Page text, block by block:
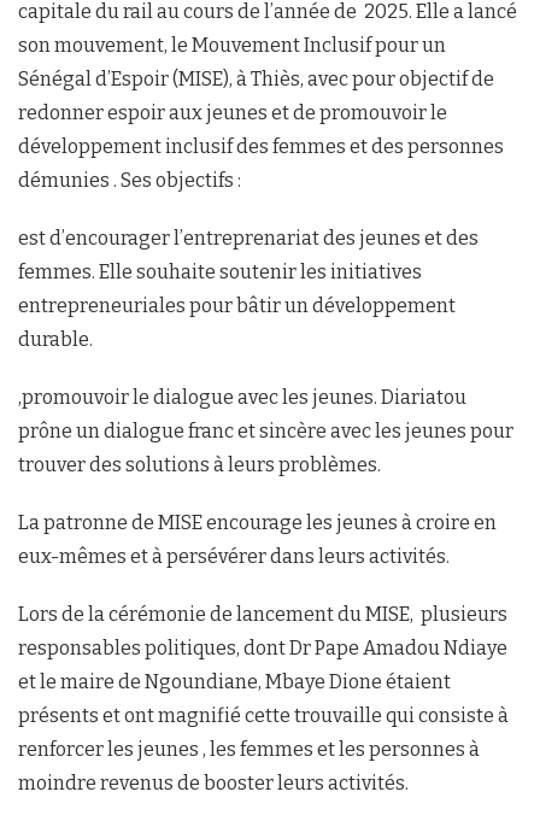
capitale du rail au cours de l’année de 2025. Elle a lancé
son mouvement, le Mouvement Inclusif pour un
Sénégal d’Espoir (MISE), à Thiès, avec pour objectif de
redonner espoir aux jeunes et de promouvoir le
développement inclusif des femmes et des personnes
démunies . Ses objectifs :
est d’encourager l’entreprenariat des jeunes et des
femmes. Elle souhaite soutenir les initiatives
entrepreneuriales pour bâtir un développement
durable.
,promouvoir le dialogue avec les jeunes. Diariatou
prône un dialogue franc et sincère avec les jeunes pour
trouver des solutions à leurs problèmes.
La patronne de MISE encourage les jeunes à croire en
eux-mêmes et à persévérer dans leurs activités.
Lors de la cérémonie de lancement du MISE, plusieurs
responsables politiques, dont Dr Pape Amadou Ndiaye
et le maire de Ngoundiane, Mbaye Dione étaient
présents et ont magnifié cette trouvaille qui consiste à
renforcer les jeunes , les femmes et les personnes à
moindre revenus de booster leurs activités.